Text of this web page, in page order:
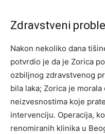
Zdravstveni
Nakon nekoliko dana
potvrdio je da je Zorica
ozbiljnog zdravstvenog
bila laka; Zorica je
neizvesnostima koje
intervenciju. Operacija,
renomiranih klinika u